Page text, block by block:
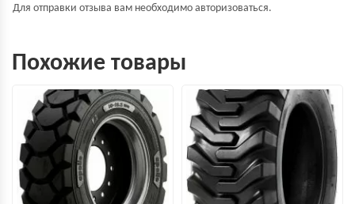
Для отправки отзыва вам необходимо авторизоваться.
Похожие товары